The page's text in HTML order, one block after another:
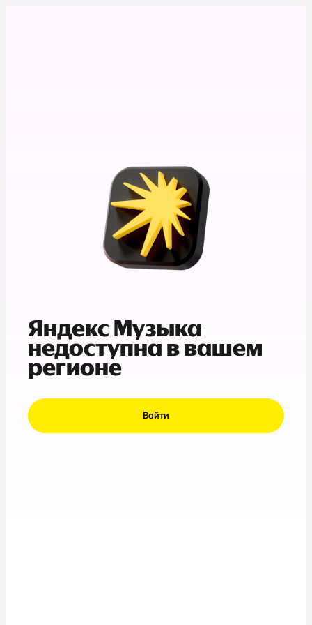
Яндекс Музыка
недоступна в вашем
регионе
Войти